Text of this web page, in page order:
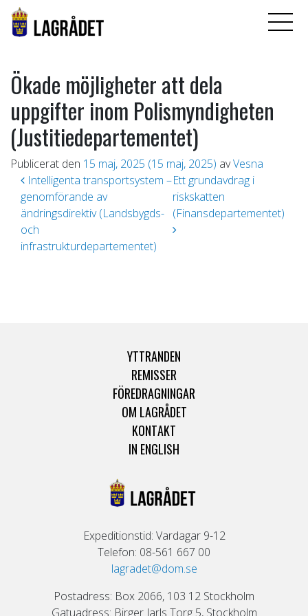
Ökade möjligheter att dela
uppgifter inom Polismyndigheten
(Justitiedepartementet)
Publicerat den 15 maj, 2025 (15 maj, 2025) avVesna
Inläggsnavigering
Intelligenta transportsystem –
genomförande av
ändringsdirektiv (Landsbygds-
och
infrastrukturdepartementet)
Ett grundavdrag i
riskskatten
(Finansdepartementet)
YTTRANDEN
REMISSER
FÖREDRAGNINGAR
OM LAGRÅDET
KONTAKT
IN ENGLISH
Expeditionstid: Vardagar 9-12
Telefon: 08-561 667 00
lagradet@dom.se
Postadress: Box 2066, 103 12 Stockholm
Gatuadress: Birger Jarls Torg 5, Stockholm